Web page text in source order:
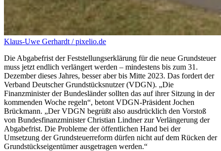
Klaus-Uwe Gerhardt / pixelio.de
Die Abgabefrist der Feststellungserklärung für die neue Grundsteuer
muss jetzt endlich verlängert werden – mindestens bis zum 31.
Dezember dieses Jahres, besser aber bis Mitte 2023. Das fordert der
Verband Deutscher Grundstücksnutzer (VDGN). „Die
Finanzminister der Bundesländer sollten das auf ihrer Sitzung in der
kommenden Woche regeln“, betont VDGN-Präsident Jochen
Brückmann. „Der VDGN begrüßt also ausdrücklich den Vorstoß
von Bundesfinanzminister Christian Lindner zur Verlängerung der
Abgabefrist. Die Probleme der öffentlichen Hand bei der
Umsetzung der Grundsteuerreform dürfen nicht auf dem Rücken der
Grundstückseigentümer ausgetragen werden.“